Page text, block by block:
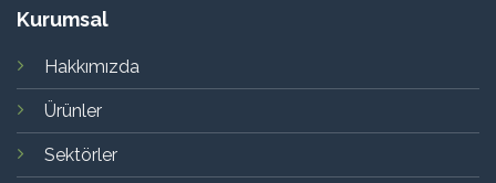
Kurumsal
Hakkımızda
Ürünler
Sektörler